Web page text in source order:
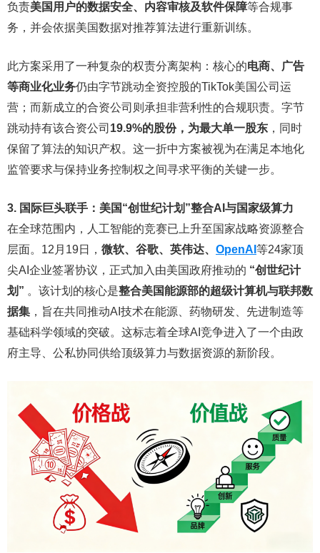
负责美国用户的数据安全、内容审核及软件保障等合规事
务，并会依据美国数据对推荐算法进行重新训练。
此方案采用了一种复杂的权责分离架构：核心的电商、广告
等商业化业务仍由字节跳动全资控股的TikTok美国公司运
营；而新成立的合资公司则承担非营利性的合规职责。字节
跳动持有该合资公司 19.9%的股份，为最大单一股东 ，同时
保留了算法的知识产权。这一折中方案被视为在满足本地化
监管要求与保持业务控制权之间寻求平衡的关键一步。
3. 国际巨头联手：美国“创世纪计划”整合AI与国家级算力
在全球范围内，人工智能的竞赛已上升至国家战略资源整合
层面。12月19日， 微软、谷歌、英伟达、 OpenAI 等24家顶
尖AI企业签署协议，正式加入由美国政府推动的 “创世纪计
划” 。该计划的核心是整合美国能源部的超级计算机与联邦数
据集 ，旨在共同推动AI技术在能源、药物研发、先进制造等
基础科学领域的突破。这标志着全球AI竞争进入了一个由政
府主导、公私协同供给顶级算力与数据资源的新阶段。